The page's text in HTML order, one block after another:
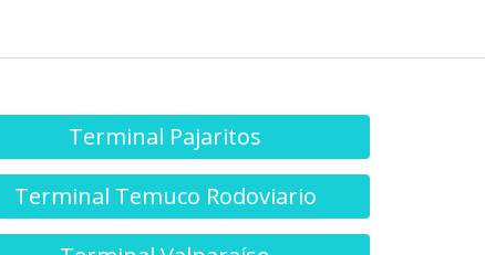
Terminal Pajaritos
Terminal Temuco Rodoviario